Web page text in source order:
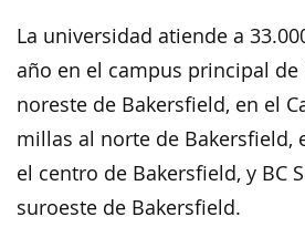
La universidad atiende a
año en el campus principal de
noreste de Bakersfield, en el
millas al norte de Bakersfield,
el centro de Bakersfield, y BC
suroeste de Bakersfield.